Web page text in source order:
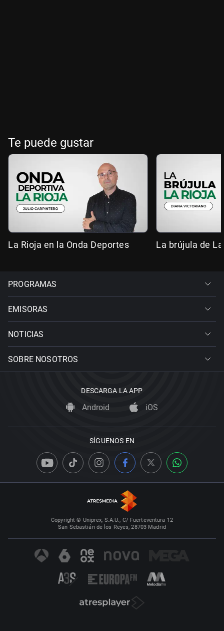
Te puede gustar
La Rioja en la Onda Deportes La brújula de
PROGRAMAS
EMISORAS
NOTICIAS
SOBRE NOSOTROS
DESCARGA LA APP
Android iOS
SÍGUENOS EN
Copyright © Uniprex, S.A.U., C/ Fuerteventura 12
San Sebastián de los Reyes, 28703 Madrid